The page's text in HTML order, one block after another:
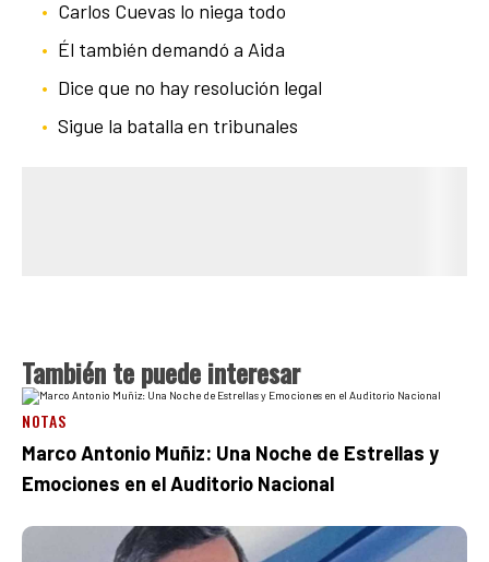
Carlos Cuevas lo niega todo
Él también demandó a Aida
Dice que no hay resolución legal
Sigue la batalla en tribunales
También te puede interesar
NOTAS
Marco Antonio Muñiz: Una Noche de Estrellas y
Emociones en el Auditorio Nacional